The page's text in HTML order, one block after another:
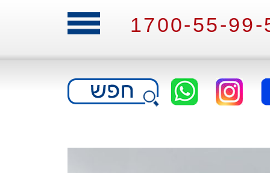
1700-55-99-